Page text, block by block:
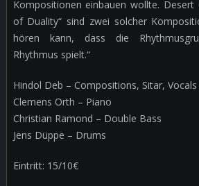
Kompositionen einbauen wollte. Desert
of Duality“ sind zwei solcher
hören kann, dass die
Rhythmus spielt.“
Hindol Deb – Compositions, Sitar, Vocals
Clemens Orth – Piano
Christian Ramond – Double Bass
Jens Düppe – Drums
Eintritt: 15/10€